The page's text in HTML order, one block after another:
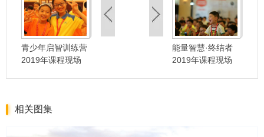
青少年启智训练营
2019年课程现场
能量智慧·终结者
2019年课程现场
相关图集